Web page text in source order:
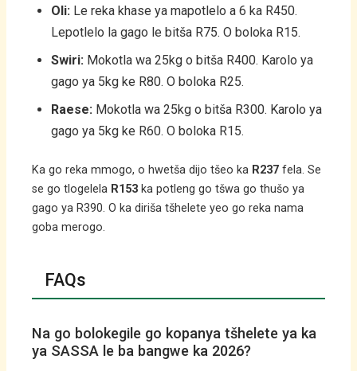
Oli: Le reka khase ya mapotlelo a 6 ka R450.
Lepotlelo la gago le bitša R75. O boloka R15.
Swiri: Mokotla wa 25kg o bitša R400. Karolo ya
gago ya 5kg ke R80. O boloka R25.
Raese: Mokotla wa 25kg o bitša R300. Karolo ya
gago ya 5kg ke R60. O boloka R15.
Ka go reka mmogo, o hwetša dijo tšeo ka R237 fela. Se
se go tlogelela R153 ka potleng go tšwa go thušo ya
gago ya R390. O ka diriša tšhelete yeo go reka nama
goba merogo.
FAQs
Na go bolokegile go kopanya tšhelete ya ka
ya SASSA le ba bangwe ka 2026?